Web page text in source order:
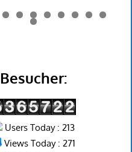
0 1
2
Besucher:
Users Today : 213
Views Today : 271